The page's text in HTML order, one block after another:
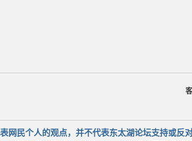
网民个人的观点，并不代表东太湖论坛支持或反对